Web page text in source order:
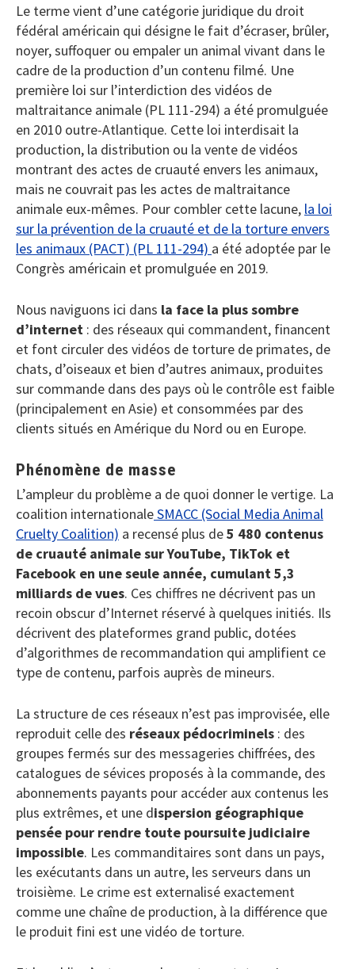
Le terme vient d’une catégorie juridique du droit
fédéral américain qui désigne le fait d’écraser, brûler,
noyer, suffoquer ou empaler un animal vivant dans le
cadre de la production d’un contenu filmé. Une
première loi sur l’interdiction des vidéos de
maltraitance animale (PL 111-294) a été promulguée
en 2010 outre-Atlantique. Cette loi interdisait la
production, la distribution ou la vente de vidéos
montrant des actes de cruauté envers les animaux,
mais ne couvrait pas les actes de maltraitance
animale eux-mêmes. Pour combler cette lacune, la loi
sur la prévention de la cruauté et de la torture envers
les animaux (PACT) (PL 111-294) a été adoptée par le
Congrès américain et promulguée en 2019.
Nous naviguons ici dans la face la plus sombre
d’internet : des réseaux qui commandent, financent
et font circuler des vidéos de torture de primates, de
chats, d’oiseaux et bien d’autres animaux, produites
sur commande dans des pays où le contrôle est faible
(principalement en Asie) et consommées par des
clients situés en Amérique du Nord ou en Europe.
Phénomène de masse
L’ampleur du problème a de quoi donner le vertige. La
coalition internationaleSMACC (Social Media Animal
Cruelty Coalition) a recensé plus de5 480 contenus
de cruauté animale sur YouTube, TikTok et
Facebook en une seule année, cumulant 5,3
milliards de vues. Ces chiffres ne décrivent pas un
recoin obscur d’Internet réservé à quelques initiés. Ils
décrivent des plateformes grand public, dotées
d’algorithmes de recommandation qui amplifient ce
type de contenu, parfois auprès de mineurs.
La structure de ces réseaux n’est pas improvisée, elle
reproduit celle des réseaux pédocriminels : des
groupes fermés sur des messageries chiffrées, des
catalogues de sévices proposés à la commande, des
abonnements payants pour accéder aux contenus les
plus extrêmes, et une dispersion géographique
pensée pour rendre toute poursuite judiciaire
impossible. Les commanditaires sont dans un pays,
les exécutants dans un autre, les serveurs dans un
troisième. Le crime est externalisé exactement
comme une chaîne de production, à la différence que
le produit fini est une vidéo de torture.